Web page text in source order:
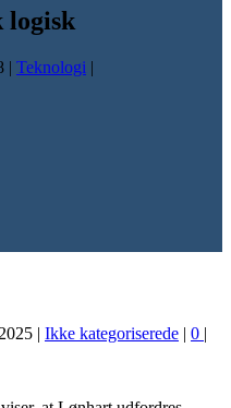
logisk
| Teknologi |
| Ikke kategoriserede | 0 |